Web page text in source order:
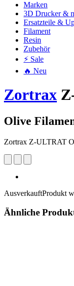
Marken
3D Drucker &
Ersatzteile &
Filament
Resin
Zubehör
⚡ Sale
🔥 Neu
Zortrax
Olive
Zortrax Z-ULTRAT
AusverkauftProdukt
Ähnliche